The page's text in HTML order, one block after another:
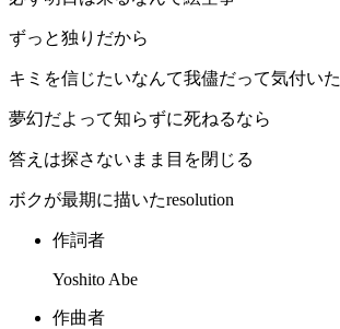
ずっと独りだから
キミを信じたいなんて我儘だって気付いた
夢幻だよって知らずに死ねるなら
答えは探さないまま目を閉じる
ボクが最期に描いたresolution
作詞者
Yoshito Abe
作曲者